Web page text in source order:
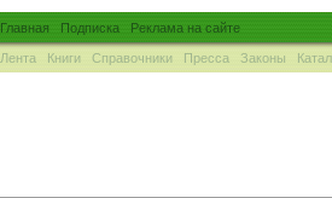
Главная Подписка Реклама на сайте
Лента Книги Справочники Пресса Законы